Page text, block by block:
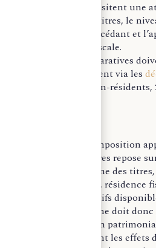
Ces situations nécessitent
la qualification des titres, le
résidence fiscale du cédant et
d’une convention fiscale.
Les obligations déclaratives
sécurisées, notamment via les
ou, pour certains non-
Au-delà du taux d’imposition
plus-values mobilières repose
de l’opération : origine des
niveau de détention, résidence
qualité des justificatifs
ne doit
une simple opération
générateur fiscal dont les